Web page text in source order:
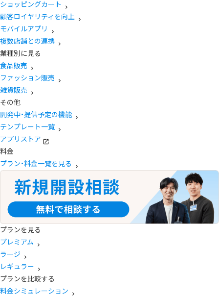
ショッピングカート
顧客ロイヤリティを向上
モバイルアプリ
複数店舗との連携
業種別に見る
食品販売
ファッション販売
雑貨販売
その他
開発中・提供予定の機能
テンプレート一覧
アプリストア
料金
プラン・料金一覧を見る
プランを見る
プレミアム
ラージ
レギュラー
プランを比較する
料金シミュレーション